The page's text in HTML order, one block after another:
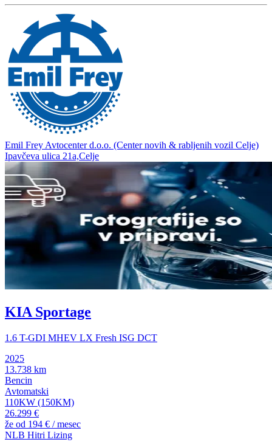
Emil Frey Avtocenter d.o.o. (Center novih & rabljenih vozil Celje)
Ipavčeva ulica 21a,Celje
KIA Sportage
1.6 T-GDI MHEV LX Fresh ISG DCT
2025
13.738 km
Bencin
Avtomatski
110KW (150KM)
26.299 €
že od 194 € / mesec
NLB Hitri Lizing